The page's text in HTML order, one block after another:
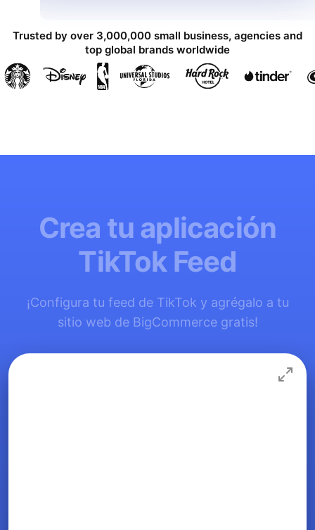
Trusted by over 3,000,000 small business, agencies and
top global brands worldwide
Crea tu aplicación
TikTok Feed
¡Configura tu feed de TikTok y agrégalo a tu
sitio web de BigCommerce gratis!